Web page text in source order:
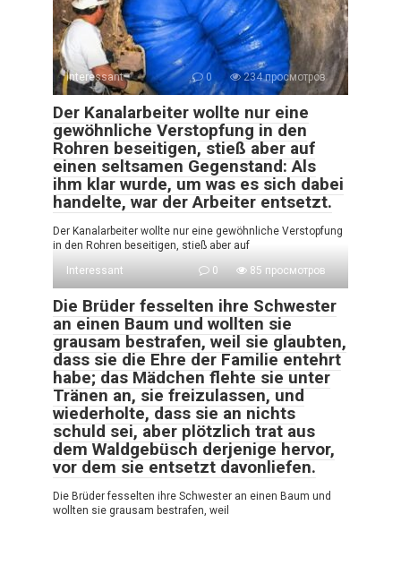
Interessant 0 234 просмотров
Der Kanalarbeiter wollte nur eine
gewöhnliche Verstopfung in den
Rohren beseitigen, stieß aber auf
einen seltsamen Gegenstand: Als
ihm klar wurde, um was es sich dabei
handelte, war der Arbeiter entsetzt.
Der Kanalarbeiter wollte nur eine gewöhnliche Verstopfung
in den Rohren beseitigen, stieß aber auf
Interessant
0 85 просмотров
Die Brüder fesselten ihre Schwester
an einen Baum und wollten sie
grausam bestrafen, weil sie glaubten,
dass sie die Ehre der Familie entehrt
habe; das Mädchen flehte sie unter
Tränen an, sie freizulassen, und
wiederholte, dass sie an nichts
schuld sei, aber plötzlich trat aus
dem Waldgebüsch derjenige hervor,
vor dem sie entsetzt davonliefen.
Die Brüder fesselten ihre Schwester an einen Baum und
wollten sie grausam bestrafen, weil